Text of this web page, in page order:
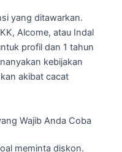
yang ditawarkan.
Alcome, atau Indal
profil dan 1 tahun
kebijakan
akibat cacat
Wajib Anda Coba
meminta diskon.